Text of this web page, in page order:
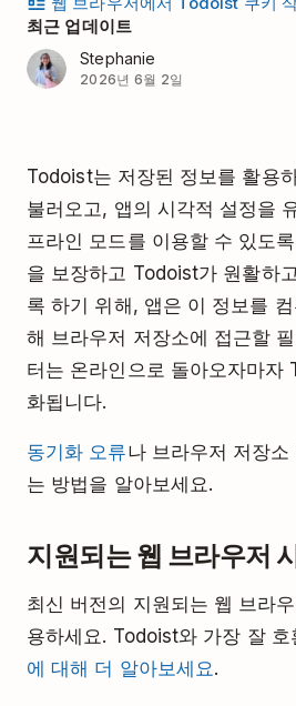
최근 업데이트
Stephanie
2026년 6월 2일
Todoist는 저장된 정보를 활용
불러오고, 앱의 시각적 설정을
프라인 모드를 이용할 수 있도
을 보장하고 Todoist가 원활하
록 하기 위해, 앱은 이 정보를
해 브라우저 저장소에 접근할
터는 온라인으로 돌아오자마자
화됩니다.
동기화 오류나 브라우저 저장
는 방법을 알아보세요.
지원되는 웹 브라우저
최신 버전의 지원되는 웹 브라
용하세요. Todoist와 가장 잘 호
에 대해 더 알아보세요.